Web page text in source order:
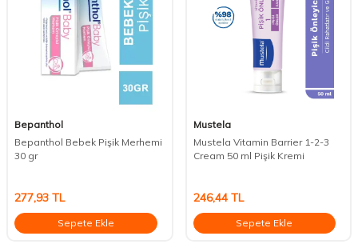
Bepanthol
Bepanthol Bebek Pişik Merhemi
30 gr
277,93 TL
Sepete Ekle
Mustela
Mustela Vitamin Barrier 1-2-3
Cream 50 ml Pişik Kremi
246,44TL
Sepete Ekle